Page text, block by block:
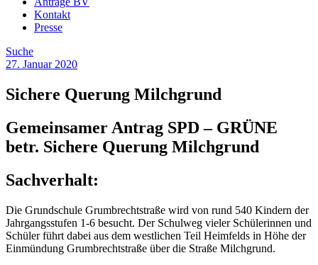
Kontakt
Presse
Suche
27. Januar 2020
Sichere Querung Milchgrund
Gemeinsamer Antrag SPD – GRÜNE
betr. Sichere Querung Milchgrund
Sachverhalt:
Die Grundschule Grumbrechtstraße wird von rund 540 Kindern der
Jahrgangsstufen 1-6 besucht. Der Schulweg vieler Schülerinnen und
Schüler führt dabei aus dem westlichen Teil Heimfelds in Höhe der
Einmündung Grumbrechtstraße über die Straße Milchgrund.